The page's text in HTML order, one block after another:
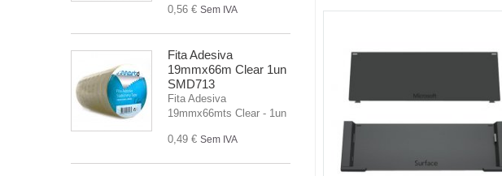
0,56 € Sem IVA
Fita Adesiva
19mmx66m Clear 1un
SMD713
Fita Adesiva
19mmx66mts Clear - 1un
0,49 € Sem IVA